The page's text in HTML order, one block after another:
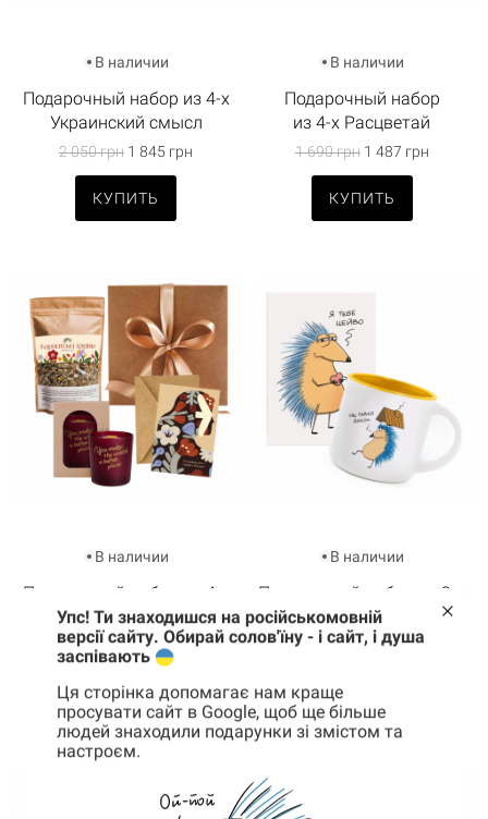
В наличии
Подарочный набор из 4-х
Украинский смысл
2 050 грн 1 845 грн
КУПИТЬ
В наличии
Подарочный набор
из 4-х Расцветай
1 690 грн1 487 грн
КУПИТЬ
В наличии
Подарочный набор из 4-х
Сила в тебе
1 480 грн
КУПИТЬ
В наличии
Подарочный набор из 2-х
Поддержка
660 грн
КУПИТЬ
Упс! Ти знаходишся на російськомовній
версії сайту. Обирай солов'їну - і сайт, і душа
заспівають
Ця сторінка допомагає нам краще
просувати сайт в Google, щоб ще більше
людей знаходили подарунки зі змістом та
настроєм.
Корзина 0 товары